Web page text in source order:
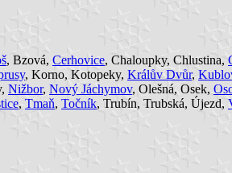
, Bzová, Cerhovice, Chaloupky, Chlustina,
, Korno, Kotopeky, Králův Dvůr,
Nižbor, Nový Jáchymov, Olešná, Osek,
, Tmaň, Točník, Trubín, Trubská, Újezd,